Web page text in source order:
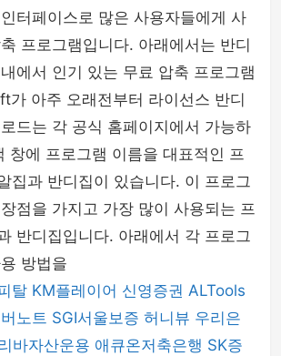
터페이스로 많은 사용자들에게 사
프로그램입니다. 아래에서는 반디
에서 인기 있는 무료 압축 프로그램
가 아주 오래전부터 라이선스 반디
드는 각 공식 홈페이지에서 가능하
창에 프로그램 이름을 대표적인 프
집과 반디집이 있습니다. 이 프로그
점을 가지고 가장 많이 사용되는 프
반디집입니다. 아래에서 각 프로그
방법을
탈 KM플레이어 신영증권 ALTools
노트 SGI서울보증 허니뷰 우리은
바자산운용 애큐온저축은행 SK증